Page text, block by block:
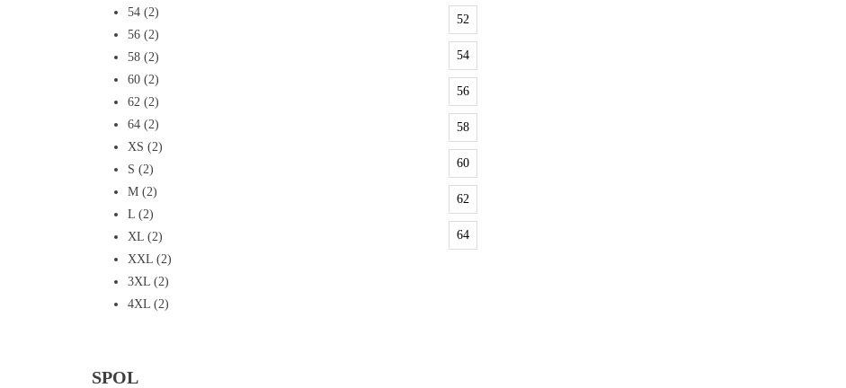
52
54
56
58
60
62
64
54 (2)
56 (2)
58 (2)
60 (2)
62 (2)
64 (2)
XS (2)
S (2)
M (2)
L (2)
XL (2)
XXL (2)
3XL (2)
4XL (2)
SPOL